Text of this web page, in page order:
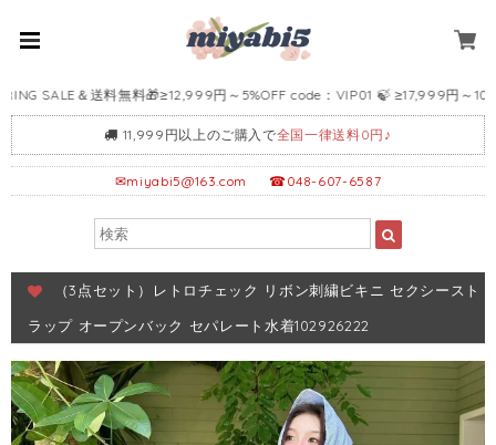
SALE＆送料無料🎁≥12,999円～5%OFF code：VIP01 🍃 ≥17,999円～
11,999円以上のご購入で全国一律送料0円♪
✉miyabi5@163.com ☎048-607-6587
（3点セット）レトロチェック リボン刺繍ビキニ セクシースト
ラップ オープンバック セパレート水着102926222